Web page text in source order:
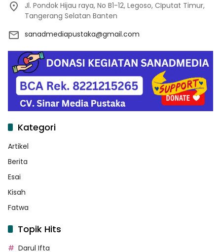
Jl. Pondok Hijau raya, No B1-12, Legoso, CIputat Timur,
Tangerang Selatan Banten
sanadmediapustaka@gmail.com
Kategori
Artikel
Berita
Esai
Kisah
Fatwa
Topik Hits
Darul Ifta